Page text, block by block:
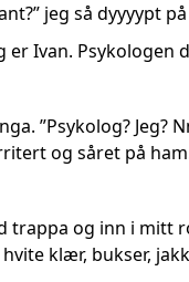
jeg så dyyyypt
er Ivan. Psykologen
”Psykolog?
og såret på
trappa og inn i mitt
klær, bukser,